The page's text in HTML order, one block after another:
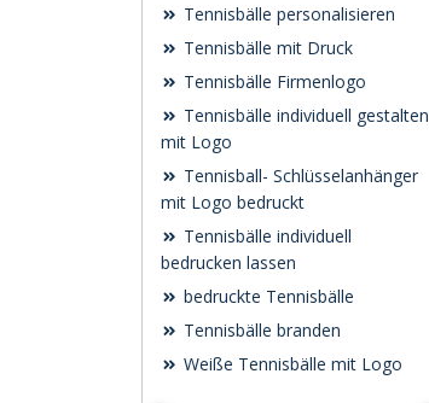
Tennisbälle personalisieren
Tennisbälle mit Druck
Tennisbälle Firmenlogo
Tennisbälle individuell gestalten
mit Logo
Tennisball- Schlüsselanhänger
mit Logo bedruckt
Tennisbälle individuell
bedrucken lassen
bedruckte Tennisbälle
Tennisbälle branden
Weiße Tennisbälle mit Logo